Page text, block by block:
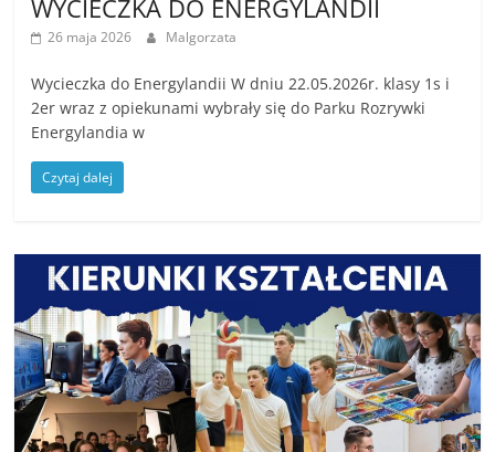
WYCIECZKA DO ENERGYLANDII
26 maja 2026 Malgorzata
Wycieczka do Energylandii W dniu 22.05.2026r. klasy 1s i
2er wraz z opiekunami wybrały się do Parku Rozrywki
Energylandia w
Czytaj dalej